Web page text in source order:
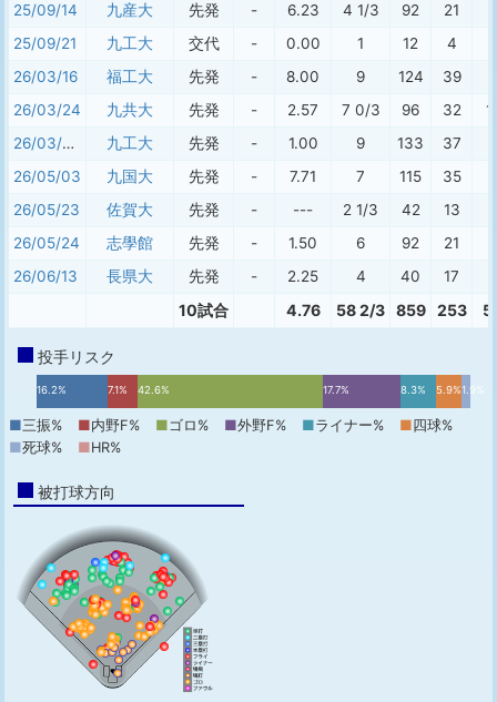
25/09/14
九産大 先発 - 6.23 4 1/3 92 21
25/09/21
九工大 交代 - 0.00 1 12 4
26/03/16
福工大 先発 - 8.00 9 124 39
26/03/24
九共大 先発 - 2.57 7 0/3 96 32
26/03/30
九工大 先発 - 1.00 9 133 37
26/05/03
九国大 先発 - 7.71 7 115 35
26/05/23
佐賀大 先発 - --- 2 1/3 42 13
26/05/24
志學館 先発 - 1.50 6 92 21
26/06/13
長県大 先発 - 2.25 4 40 17
10試合 4.76 58 2/3 859 253
投手リスク
16.2% 7.1% 42.6% 17.7% 8.3% 5.9%1.9%
■三振% ■内野F% ■ゴロ% ■外野F% ■ライナー% ■ 四球%
■死球% ■HR%
被打球方向